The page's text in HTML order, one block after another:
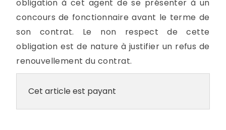
obligation à cet agent de se présenter à un
concours de fonctionnaire avant le terme de
son contrat. Le non respect de cette
obligation est de nature à justifier un refus de
renouvellement du contrat.
Cet article est payant